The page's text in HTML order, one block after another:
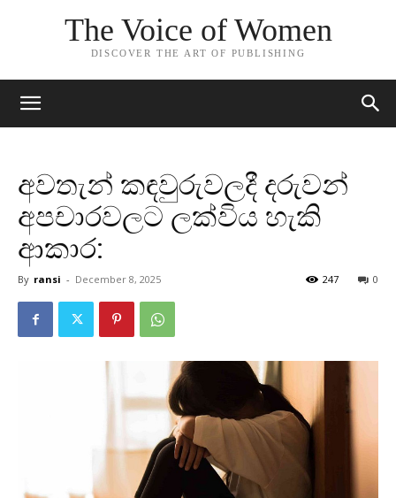
The Voice of Women
DISCOVER THE ART OF PUBLISHING
අවතැන් කඳවුරුවලදී දරුවන්
අපචාරවලට ලක්විය හැකි
ආකාර:
By ransi - December 8, 2025 0
247